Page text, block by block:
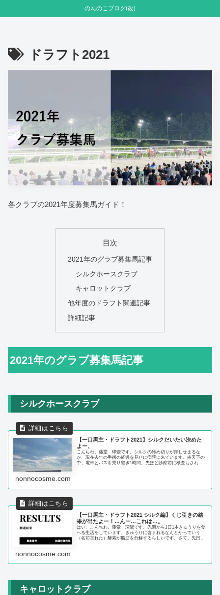
のんのこブログ(改)
ドラフト2021
各クラブの2021年度募集馬ガイド！
目次
2021年のグラブ募集馬記事
シルクホースクラブ
キャロットクラブ
他年度のドラフト関連記事
詳細記事
2021年のグラブ募集馬記事
シルクホースクラブ
【一口馬主・ドラフト2021】シルクだいたい決めた
よー。
こんちわ、藤堂 璻鸞です。シルクの締め切りが押しせまるな
か、現在去年の手術の経過を見せに病院に来ています。炎天下の
中、電車とバスを乗り継ぎ1時間。先ほど診察前に検査もされて
nonnocosme.com
【一口馬主・ドラフト2021 シルク編】くじ引きの結
果が出たよー！…んー…これは…。
はい、こんちわ。藤堂 璻鸞です。先週から1日1本きゅうりを食
べる生活をしています。きゅうりに含まれるなんとかっていう
（名前忘れた）酵素が脂肪を分解するらしいです。さて、先日シ
nonnocosme.com
キャロットクラブ